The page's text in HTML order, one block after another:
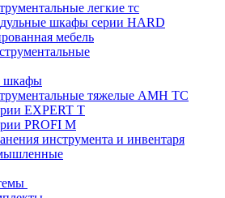
легкие тс
шкафы серии HARD
мебель
шкафы
тяжелые AMH TC
EXPERT T
PROFI M
инструмента и инвентаря